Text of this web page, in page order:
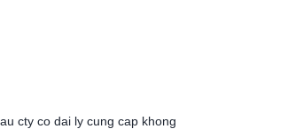
cty co dai ly cung cap khong